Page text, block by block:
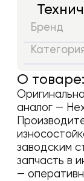
Бренд
О товаре:
аналог —
заводским
запчасть в
—